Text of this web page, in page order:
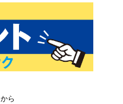
ら